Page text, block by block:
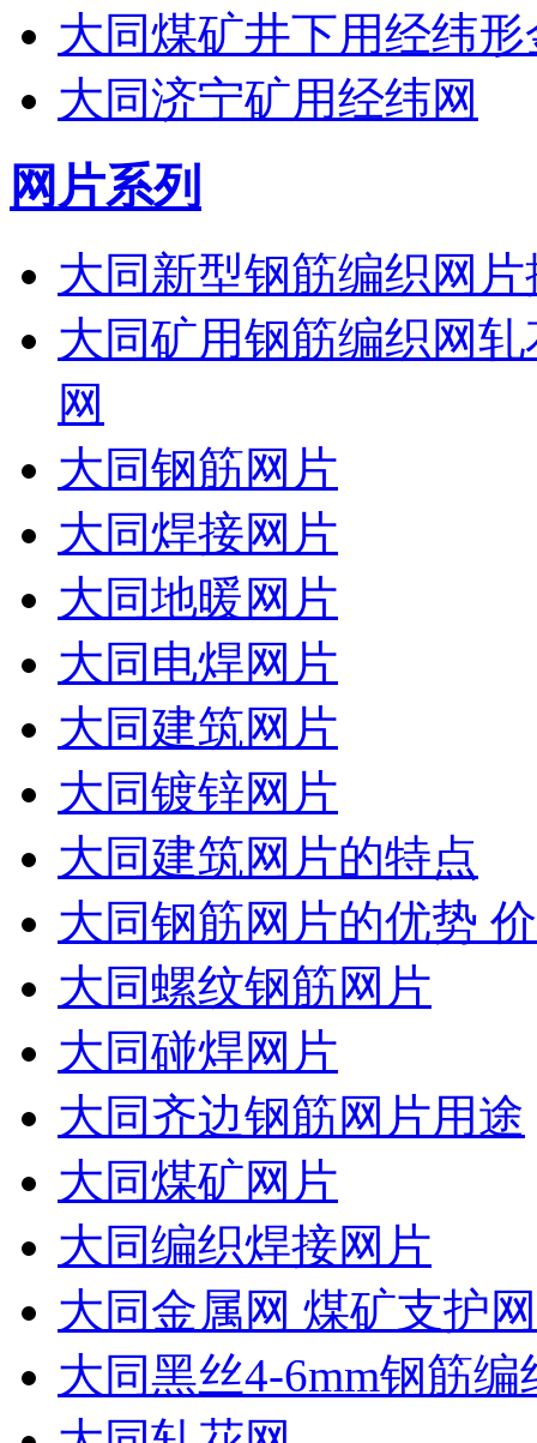
大同煤矿井下用经纬
大同济宁矿用经纬网
网片系列
大同新型钢筋编织网
大同矿用钢筋编织网
网
大同钢筋网片
大同焊接网片
大同地暖网片
大同电焊网片
大同建筑网片
大同镀锌网片
大同建筑网片的特点
大同钢筋网片的优势
大同螺纹钢筋网片
大同碰焊网片
大同齐边钢筋网片用途
大同煤矿网片
大同编织焊接网片
大同金属网 煤矿支护
大同黑丝4-6mm钢筋